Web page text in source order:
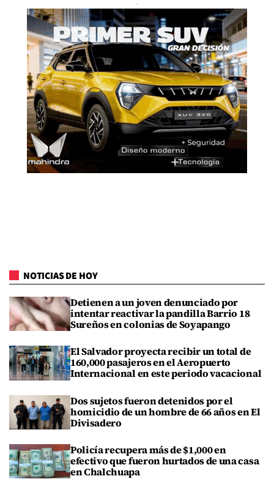
NOTICIAS DE HOY
Detienen a un joven denunciado por
intentar reactivar la pandilla Barrio 18
Sureños en colonias de Soyapango
El Salvador proyecta recibir un total de
160,000 pasajeros en el Aeropuerto
Internacional en este periodo vacacional
Dos sujetos fueron detenidos por el
homicidio de un hombre de 66 años en El
Divisadero
Policía recupera más de $1,000 en
efectivo que fueron hurtados de una casa
en Chalchuapa